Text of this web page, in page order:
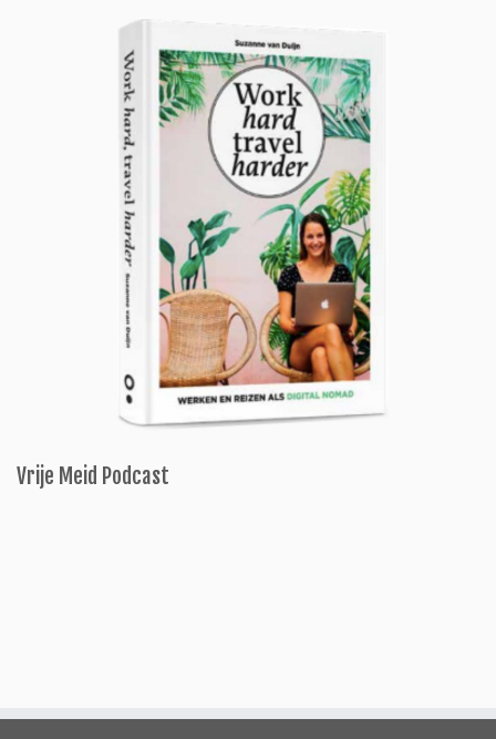
Vrije Meid Podcast